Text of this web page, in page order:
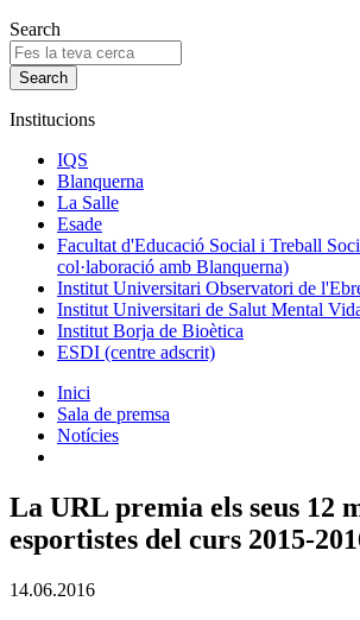
Search
Institucions
IQS
Blanquerna
La Salle
Esade
Facultat d'Educació Social i Treball
col·laboració amb Blanquerna)
Institut Universitari Observatori de
Institut Universitari de Salut Mental
Institut Borja de Bioètica
ESDI (centre adscrit)
Inici
Sala de premsa
Notícies
La URL premia els seus 12
esportistes del curs 2015-
14.06.2016